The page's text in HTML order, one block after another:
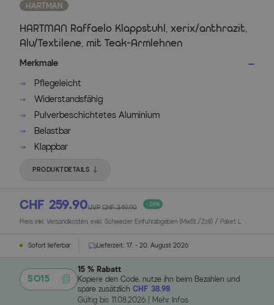
HARTMAN
HARTMAN Raffaelo Klappstuhl, xerix/anthrazit,
Alu/Textilene, mit Teak-Armlehnen
Merkmale
Pflegeleicht
Widerstandsfähig
Pulverbeschichtetes Aluminium
Belastbar
Klappbar
PRODUKTDETAILS
CHF 259.90UVP CHF 349.90 - 26%
Preis inkl. Versandkosten, exkl. Schweizer Einfuhrabgaben (MwSt./Zoll) / Paket L
Sofort lieferbar Lieferzeit: 17. - 20. August 2026
SO15
15 % Rabatt
Kopiere den Code, nutze ihn beim Bezahlen und
spare zusätzlich CHF 38.98
Gültig bis 11.08.2026 Mehr Infos